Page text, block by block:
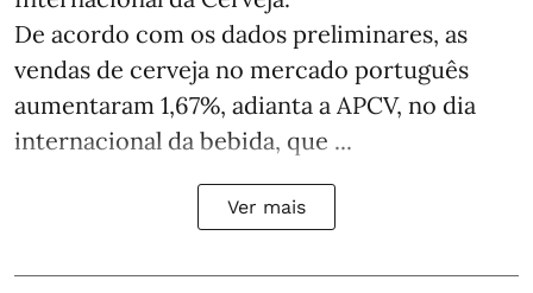
De acordo com os dados preliminares, as
vendas de cerveja no mercado português
aumentaram 1,67%, adianta a APCV, no dia
internacional da bebida, que ...
Ver mais